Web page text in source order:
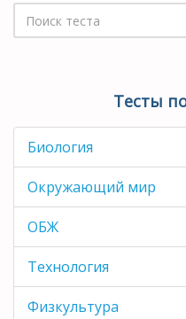
Тесты
Биология
Окружающий мир
ОБЖ
Технология
Физкультура